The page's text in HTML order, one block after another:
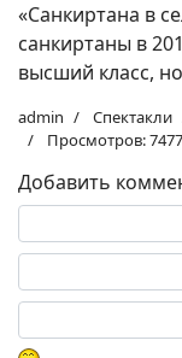
«Санкиртана в
санкиртаны в
высший класс,
admin Спектакли
Просмотров: 7477
Добавить
Текст